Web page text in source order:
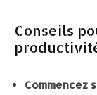
Conseils
Commencez